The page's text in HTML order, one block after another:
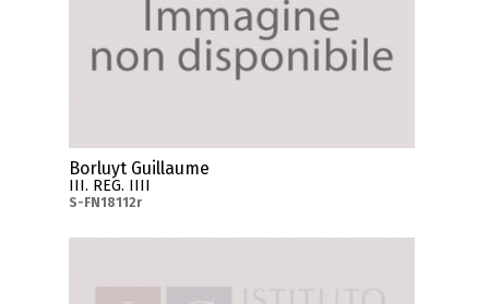
Borluyt Guillaume
III. REG. IIII
S-FN18112r